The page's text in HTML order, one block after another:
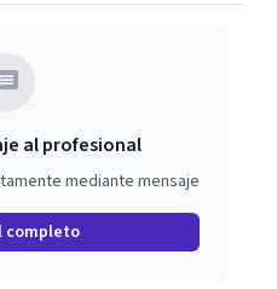
al profesional
mediante mensaje
completo